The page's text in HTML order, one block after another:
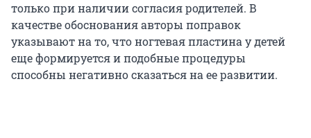
только при наличии согласия родителей. В
качестве обоснования авторы поправок
указывают на то, что ногтевая пластина у детей
еще формируется и подобные процедуры
способны негативно сказаться на ее развитии.